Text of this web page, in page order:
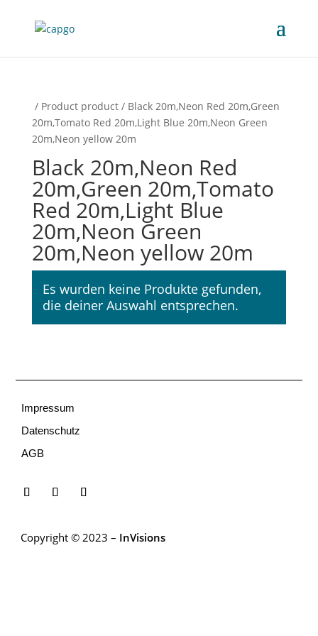
/ Product product / Black 20m,Neon Red 20m,Green
20m,Tomato Red 20m,Light Blue 20m,Neon Green
20m,Neon yellow 20m
Black 20m,Neon Red
20m,Green 20m,Tomato
Red 20m,Light Blue
20m,Neon Green
20m,Neon yellow 20m
Es wurden keine Produkte gefunden,
die deiner Auswahl entsprechen.
Impressum
Datenschutz
AGB
Copyright © 2023 – InVisions